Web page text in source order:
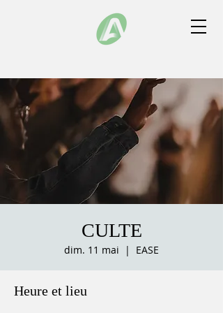
CULTE
dim. 11 mai
  |
EASE
Heure et lieu